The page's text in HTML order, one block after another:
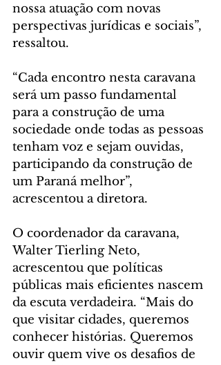
nossa atuação com novas
perspectivas jurídicas e sociais”,
ressaltou.
“Cada encontro nesta caravana
será um passo fundamental
para a construção de uma
sociedade onde todas as pessoas
tenham voz e sejam ouvidas,
participando da construção de
um Paraná melhor”,
acrescentou a diretora.
O coordenador da caravana,
Walter Tierling Neto,
acrescentou que políticas
públicas mais eficientes nascem
da escuta verdadeira. “Mais do
que visitar cidades, queremos
conhecer histórias. Queremos
ouvir quem vive os desafios de